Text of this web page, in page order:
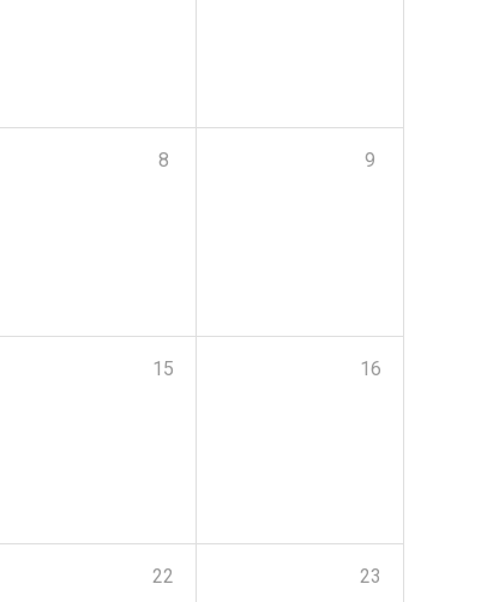
8 9
15 16
22 23